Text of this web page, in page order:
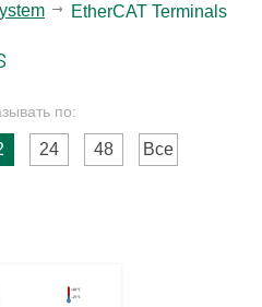
EtherCAT Terminals
по:
24 48 Все